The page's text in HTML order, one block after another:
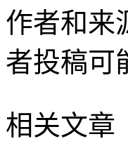
作者和来
者投稿可
相关文章